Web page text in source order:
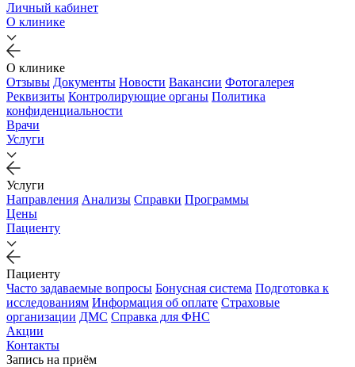
Личный кабинет
О клинике
О клинике
Отзывы Документы Новости Вакансии Фотогалерея
Реквизиты Контролирующие органы Политика
конфиденциальности
Врачи
Услуги
Услуги
Направления Анализы Справки Программы
Цены
Пациенту
Пациенту
Часто задаваемые вопросы Бонусная система Подготовка к
исследованиям Информация об оплате Страховые
организации ДМС Справка для ФНС
Акции
Контакты
Запись на приём